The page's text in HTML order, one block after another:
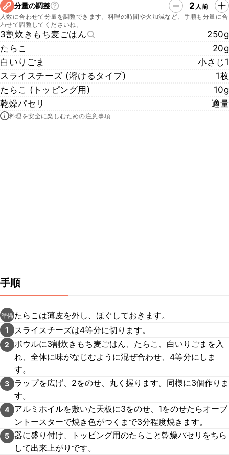
分量の調整 2 人前
人数に合わせて分量を調整できます。料理の時間や火加減など、手順も分量に合
わせて調整してくださいね。
3割炊きもち麦ごはん
250g
たらこ
20g
白いりごま
小さじ1
スライスチーズ (溶けるタイプ)
1枚
たらこ (トッピング用)
10g
乾燥パセリ
適量
料理を安全に楽しむための注意事項
手順
準備 たらこは薄皮を外し、ほぐしておきます。
1 スライスチーズは4等分に切ります。
2
ボウルに3割炊きもち麦ごはん、たらこ、白いりごまを入
れ、全体に味がなじむように混ぜ合わせ、4等分にしま
す。
3
ラップを広げ、2をのせ、丸く握ります。同様に3個作りま
す。
4
アルミホイルを敷いた天板に3をのせ、1をのせたらオーブ
ントースターで焼き色がつくまで3分程度焼きます。
5 器に盛り付け、トッピング用のたらこと乾燥パセリをちら
して出来上がりです。